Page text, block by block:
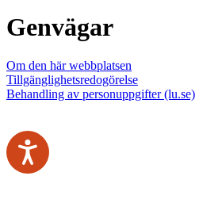
Genvägar
Om den här webbplatsen
Tillgänglighetsredogörelse
Behandling av personuppgifter (lu.se)